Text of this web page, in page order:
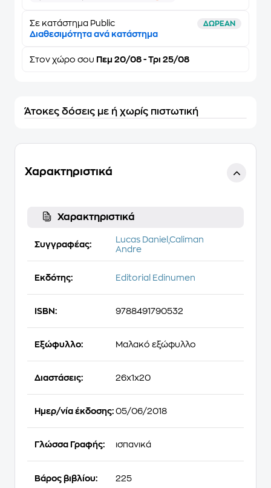
Σε κατάστημα Public ΔΩΡΕΑΝ
Διαθεσιμότητα ανά κατάστημα
Στον χώρο σου Πεμ 20/08 - Τρι 25/08
Άτοκες δόσεις με ή χωρίς πιστωτική
Χαρακτηριστικά
Χαρακτηριστικά
Συγγραφέας:
Lucas Daniel,Caliman
Andre
Εκδότης: Editorial Edinumen
ISBN: 9788491790532
Εξώφυλλο: Μαλακό εξώφυλλο
Διαστάσεις: 26x1x20
Ημερ/νία έκδοσης: 05/06/2018
Γλώσσα Γραφής: ισπανικά
Βάρος βιβλίου: 225